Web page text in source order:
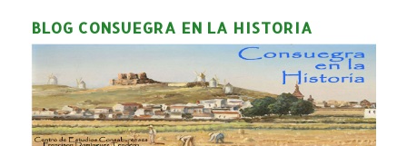
BLOG CONSUEGRA EN LA HISTORIA